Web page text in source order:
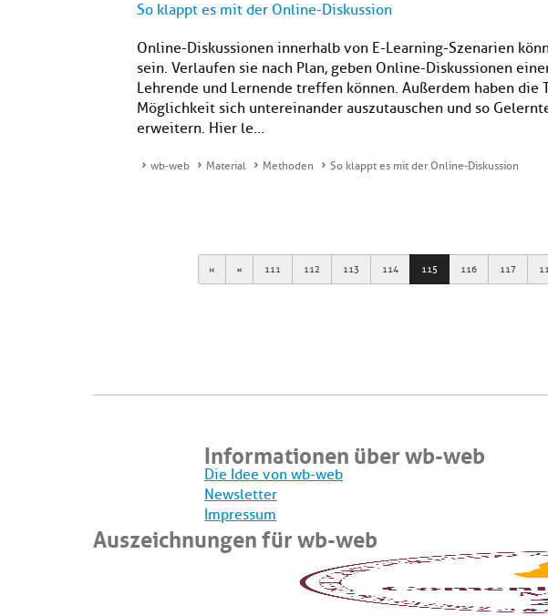
So klappt es mit der Online-Diskussion
Online-Diskussionen innerhalb von E-Learning-Szenarien
sein. Verlaufen sie nach Plan, geben Online-Diskussionen
Lehrende und Lernende treffen können. Außerdem haben die
Möglichkeit sich untereinander auszutauschen und so
erweitern. Hier le...
wb-web Material Methoden So klappt es mit der Online-Diskussion
First Previous
111 112 113 114 115 116 117
Informationen über wb-web
Die Idee von wb-web
Newsletter
Impressum
Auszeichnungen für wb-web